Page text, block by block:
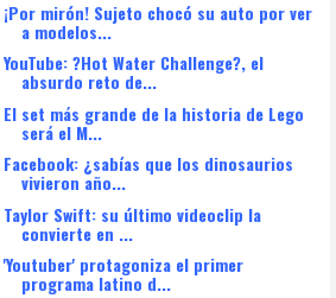
¡Por mirón! Sujeto chocó su auto por ver
a modelos...
YouTube: ?Hot Water Challenge?, el
absurdo reto de...
El set más grande de la historia de Lego
será el M...
Facebook: ¿sabías que los dinosaurios
vivieron año...
Taylor Swift: su último videoclip la
convierte en ...
'Youtuber' protagoniza el primer
programa latino d...